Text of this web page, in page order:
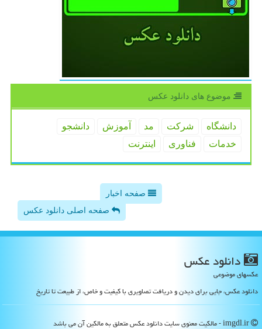
موضوع های دانلود عكس
دانشگاه شركت مد آموزش
دانشجو
خدمات
فناوری اینترنت
صفحه اخبار
صفحه اصلی دانلود عکس
دانلود عكس
عکسهای موضوعی
دانلود عکس، جایی برای دیدن و دریافت تصاویری با کیفیت و خاص، از طبیعت تا تاریخ